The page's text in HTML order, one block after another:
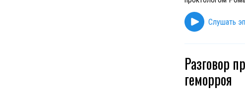
Слушать
Разговор
геморроя